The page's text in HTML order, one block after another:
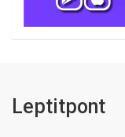
Leptitpont